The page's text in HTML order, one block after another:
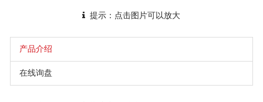
提示：点击图片可以放大
产品介绍
在线询盘